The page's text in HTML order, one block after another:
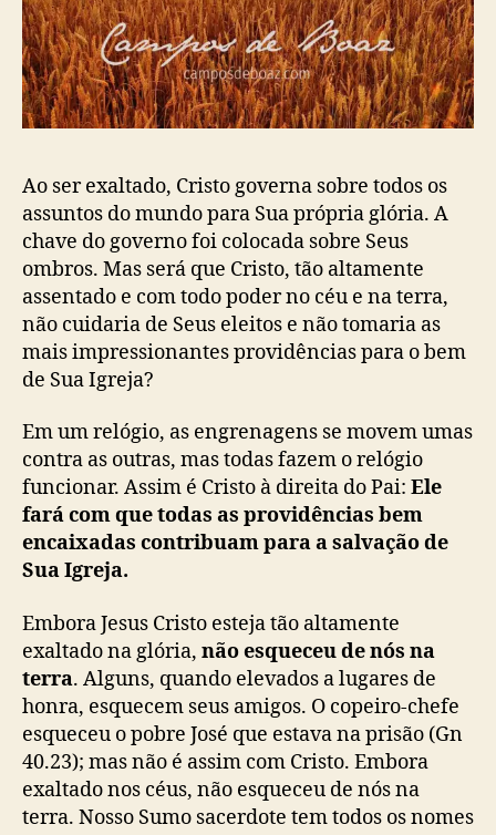
o
(
T
h
o
s
W
a
t
s
o
n
)
Ao ser exaltado, Cristo governa sobre todos os
assuntos do mundo para Sua própria glória. A
chave do governo foi colocada sobre Seus
ombros. Mas será que Cristo, tão altamente
assentado e com todo poder no céu e na terra,
não cuidaria de Seus eleitos e não tomaria as
mais impressionantes providências para o bem
de Sua Igreja?
Em um relógio, as engrenagens se movem umas
contra as outras, mas todas fazem o relógio
funcionar. Assim é Cristo à direita do Pai: Ele
fará com que todas as providências bem
encaixadas contribuam para a salvação de
Sua Igreja.
Embora Jesus Cristo esteja tão altamente
exaltado na glória, não esqueceu de nós na
terra. Alguns, quando elevados a lugares de
honra, esquecem seus amigos. O copeiro-chefe
esqueceu o pobre José que estava na prisão (Gn
40.23); mas não é assim com Cristo. Embora
exaltado nos céus, não esqueceu de nós na
terra. Nosso Sumo sacerdote tem todos os nomes